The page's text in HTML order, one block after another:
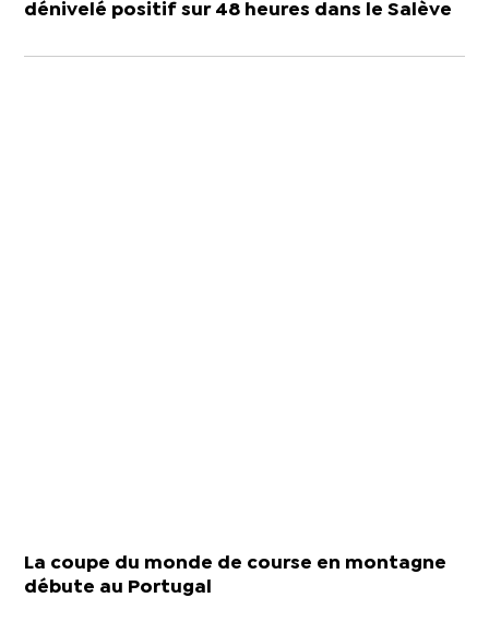
dénivelé positif sur 48 heures dans le Salève
La coupe du monde de course en montagne
débute au Portugal